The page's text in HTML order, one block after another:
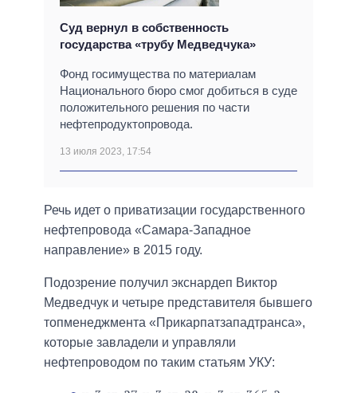
Суд вернул в собственность
государства «трубу Медведчука»
Фонд госимущества по материалам
Национального бюро смог добиться в суде
положительного решения по части
нефтепродуктопровода.
13 июля 2023, 17:54
Речь идет о приватизации государственного
нефтепровода «Самара-Западное
направление» в 2015 году.
Подозрение получил экснардеп Виктор
Медведчук и четыре представителя бывшего
топменеджмента «Прикарпатзападтранса»,
которые завладели и управляли
нефтепроводом по таким статьям УКУ: